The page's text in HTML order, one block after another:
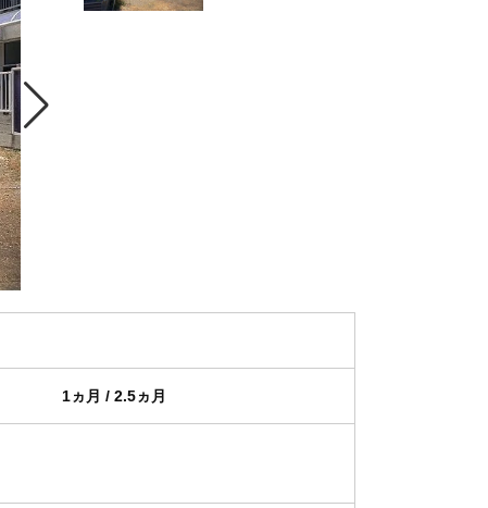
1ヵ月 / 2.5ヵ月